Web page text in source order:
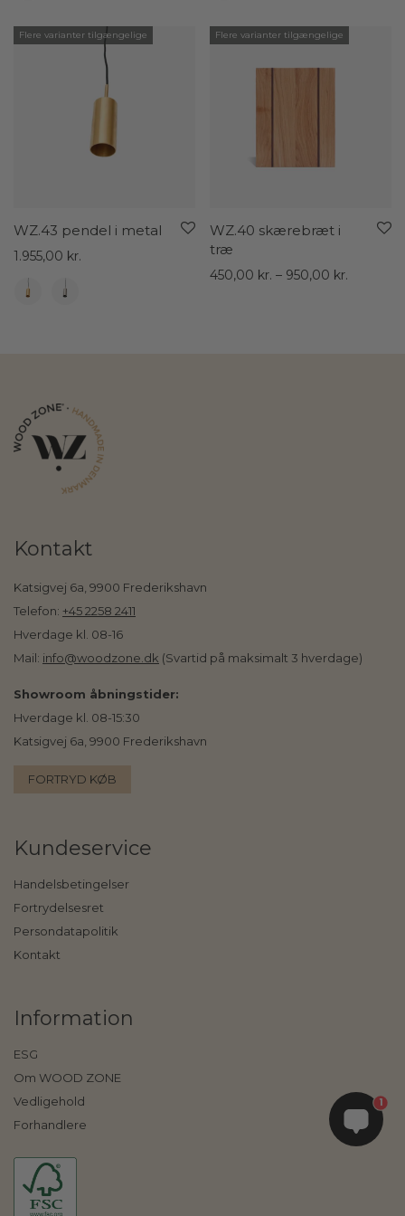
Flere varianter tilgængelige
WZ.43 pendel i metal
1.955,00 kr.
Flere varianter tilgængelige
WZ.40 skærebræt i
træ
450,00 kr. – 950,00 kr.
Kontakt
Katsigvej 6a, 9900 Frederikshavn
Telefon: +45 2258 2411
Hverdage kl. 08-16
Mail: info@woodzone.dk (Svartid på maksimalt 3 hverdage)
Showroom åbningstider:
Hverdage kl. 08-15:30
Katsigvej 6a, 9900 Frederikshavn
FORTRYD KØB
Kundeservice
Handelsbetingelser
Fortrydelsesret
Persondatapolitik
Kontakt
Information
ESG
Om WOOD ZONE
Vedligehold
Forhandlere
1